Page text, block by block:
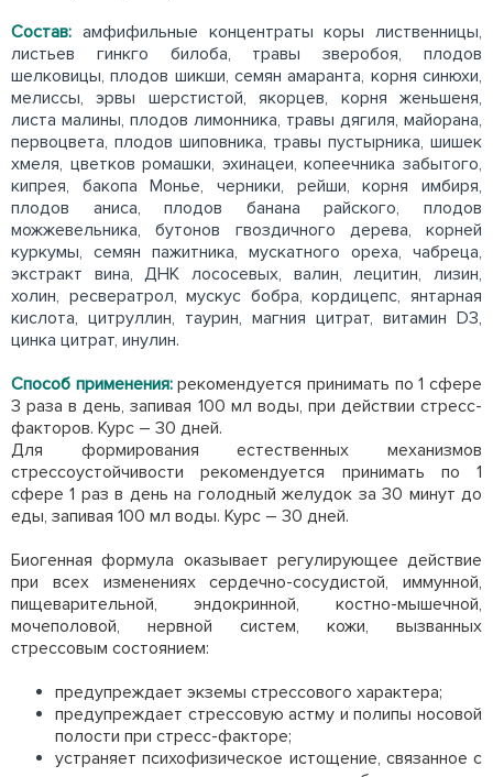
Состав: амфифильные концентраты коры лиственницы,
листьев гинкго билоба, травы зверобоя, плодов
шелковицы, плодов шикши, семян амаранта, корня синюхи,
мелиссы, эрвы шерстистой, якорцев, корня женьшеня,
листа малины, плодов лимонника, травы дягиля, майорана,
первоцвета, плодов шиповника, травы пустырника, шишек
хмеля, цветков ромашки, эхинацеи, копеечника забытого,
кипрея, бакопа Монье, черники, рейши, корня имбиря,
плодов аниса, плодов банана райского, плодов
можжевельника, бутонов гвоздичного дерева, корней
куркумы, семян пажитника, мускатного ореха, чабреца,
экстракт вина, ДНК лососевых, валин, лецитин, лизин,
холин, ресвератрол, мускус бобра, кордицепс, янтарная
кислота, цитруллин, таурин, магния цитрат, витамин D3,
цинка цитрат, инулин.
Способ применения:рекомендуется принимать по 1 сфере
3 раза в день, запивая 100 мл воды, при действии стресс-
факторов. Курс – 30 дней.
Для формирования естественных механизмов
стрессоустойчивости рекомендуется принимать по 1
сфере 1 раз в день на голодный желудок за 30 минут до
еды, запивая 100 мл воды. Курс – 30 дней.
Биогенная формула оказывает регулирующее действие
при всех изменениях сердечно-сосудистой, иммунной,
пищеварительной, эндокринной, костно-мышечной,
мочеполовой, нервной систем, кожи, вызванных
стрессовым состоянием:
предупреждает экземы стрессового характера;
предупреждает стрессовую астму и полипы носовой
полости при стресс-факторе;
устраняет психофизическое истощение, связанное с